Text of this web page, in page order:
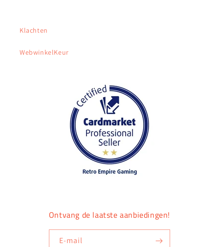
Klachten
WebwinkelKeur
Ontvang de laatste aanbiedingen!
E‑mail